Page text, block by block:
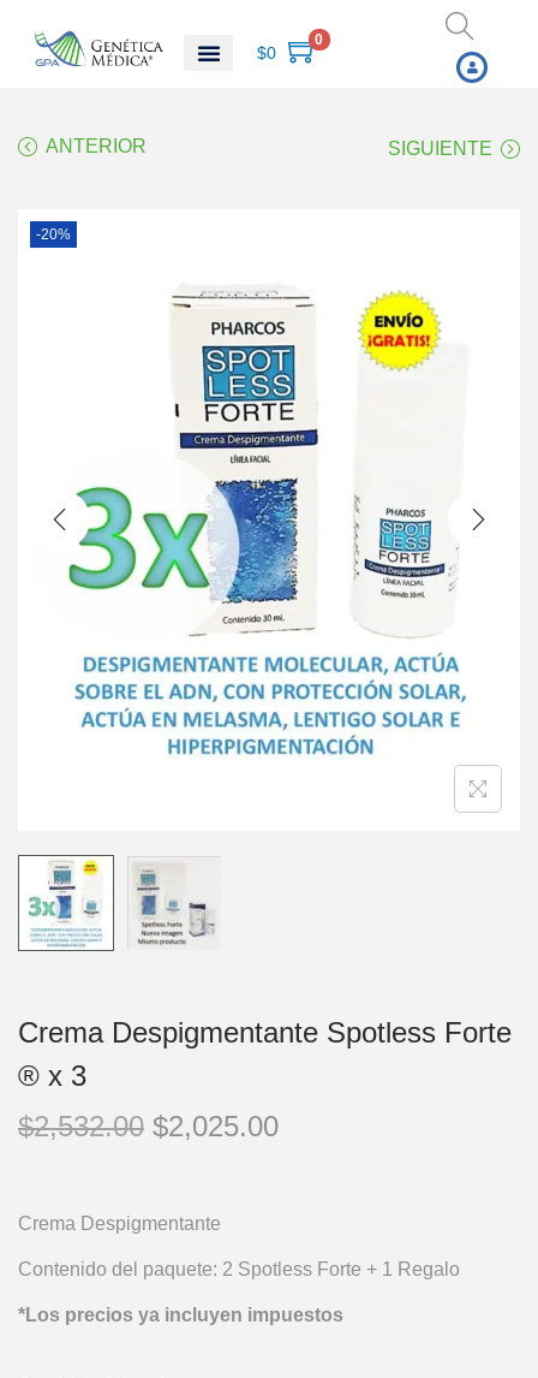
$0
0
ANTERIOR SIGUIENTE
-20%
Crema Despigmentante Spotless Forte
® x 3
$2,532.00 $2,025.00
Crema Despigmentante
Contenido del paquete: 2 Spotless Forte + 1 Regalo
*Los precios ya incluyen impuestos